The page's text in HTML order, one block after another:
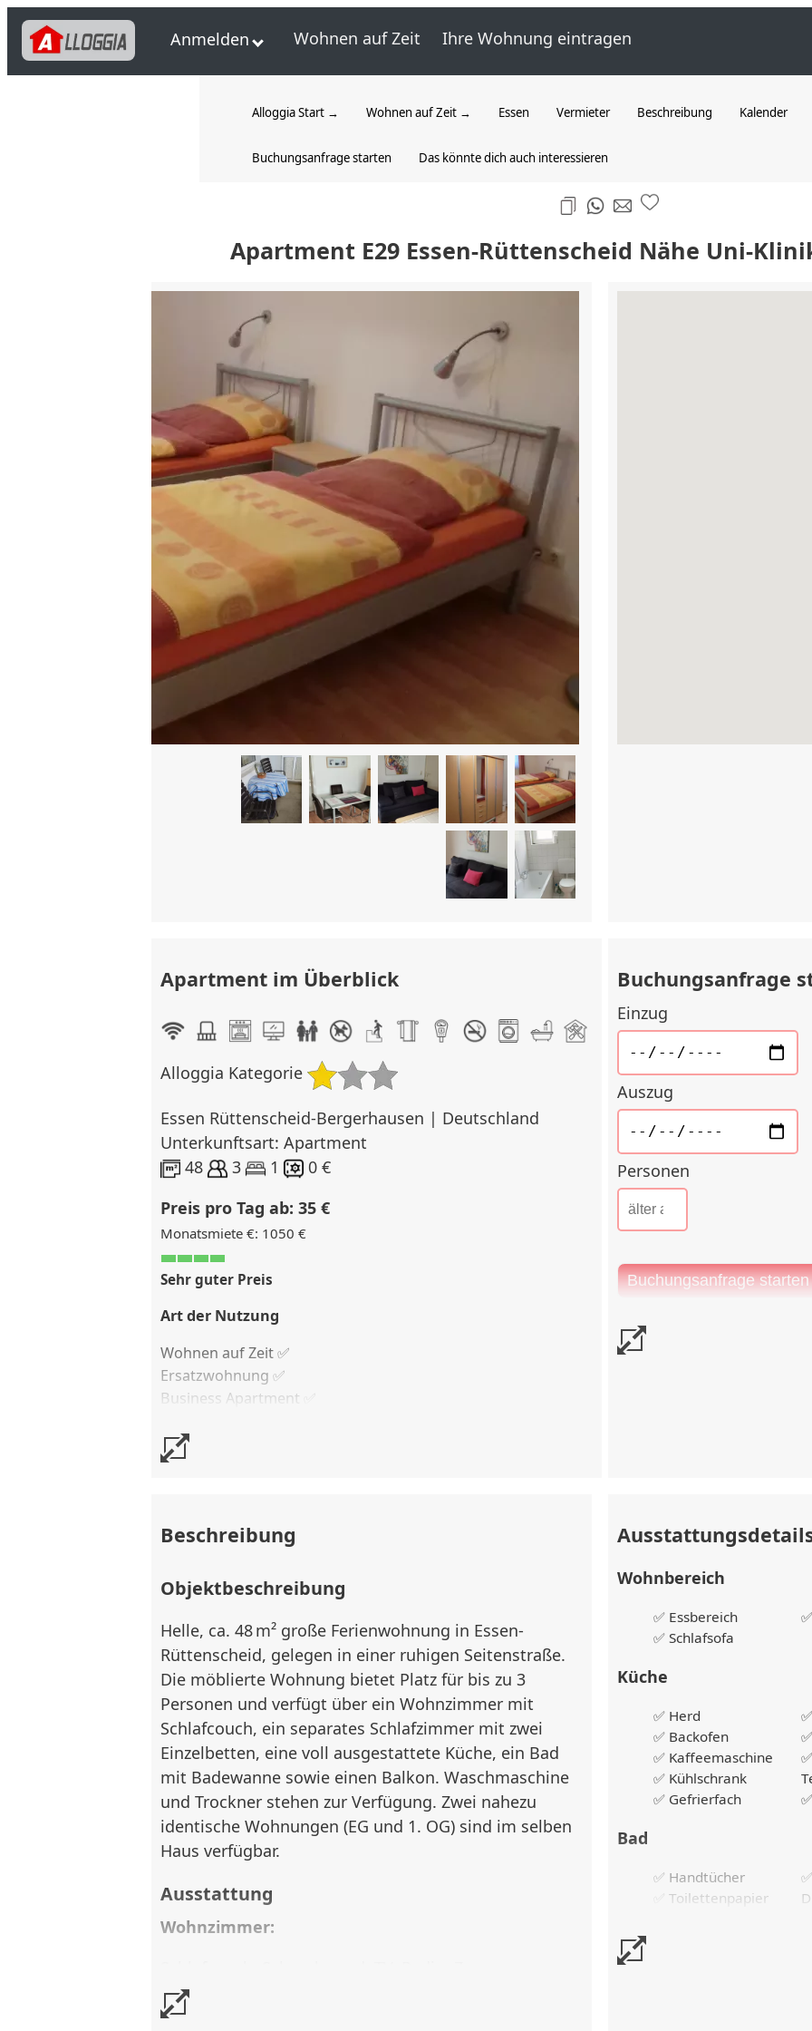
Anmelden Wohnen auf Zeit Ihre Wohnung eintragen
Alloggia Start → Wohnen auf Zeit → Essen Vermieter Beschreibung Kalender
Buchungsanfrage starten Das könnte dich auch interessieren
Apartment E29 Essen-Rüttenscheid Nähe Uni-
Apartment im Überblick
Alloggia Kategorie
Essen Rüttenscheid-Bergerhausen | Deutschland
Unterkunftsart: Apartment
48
3 1
0 €
Preis pro Tag ab: 35 €
Monatsmiete €: 1050 €
Sehr guter Preis
Art der Nutzung
Wohnen auf Zeit ✅
Ersatzwohnung ✅
Business Apartment ✅
Kostenlose Stornierung
Stornierungsgebühr
Buchungsanfrage
Einzug
Auszug
Personen
Beschreibung
Objektbeschreibung
Helle, ca. 48 m² große Ferienwohnung in Essen-
Rüttenscheid, gelegen in einer ruhigen Seitenstraße.
Die möblierte Wohnung bietet Platz für bis zu 3
Personen und verfügt über ein Wohnzimmer mit
Schlafcouch, ein separates Schlafzimmer mit zwei
Einzelbetten, eine voll ausgestattete Küche, ein Bad
mit Badewanne sowie einen Balkon. Waschmaschine
und Trockner stehen zur Verfügung. Zwei nahezu
identische Wohnungen (EG und 1. OG) sind im selben
Haus verfügbar.
Ausstattung
Wohnzimmer:
Balkon, Laminatboden
Wohnbereich
✅ Essbereich
✅ Schlafsofa
Küche
✅ Herd
✅ Backofen
✅ Kaffeemaschine
✅ Kühlschrank
✅ Gefrierfach
Bad
✅ Handtücher
✅ Toilettenpapier
✅
Schlafzimmer